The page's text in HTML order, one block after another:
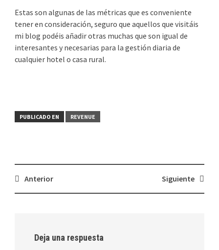
Estas son algunas de las métricas que es conveniente
tener en consideración, seguro que aquellos que visitáis
mi blog podéis añadir otras muchas que son igual de
interesantes y necesarias para la gestión diaria de
cualquier hotel o casa rural.
PUBLICADO EN REVENUE
Navegación
de
Anterior Siguiente
Deja una respuesta